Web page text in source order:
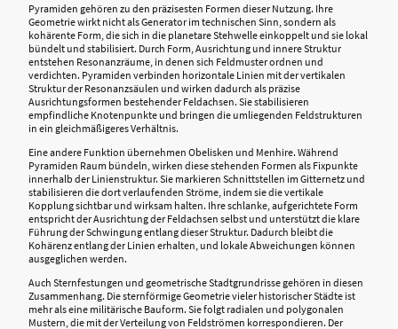
Pyramiden gehören zu den präzisesten Formen dieser Nutzung. Ihre
Geometrie wirkt nicht als Generator im technischen Sinn, sondern als
kohärente Form, die sich in die planetare Stehwelle einkoppelt und sie lokal
bündelt und stabilisiert. Durch Form, Ausrichtung und innere Struktur
entstehen Resonanzräume, in denen sich Feldmuster ordnen und
verdichten. Pyramiden verbinden horizontale Linien mit der vertikalen
Struktur der Resonanzsäulen und wirken dadurch als präzise
Ausrichtungsformen bestehender Feldachsen. Sie stabilisieren
empfindliche Knotenpunkte und bringen die umliegenden Feldstrukturen
in ein gleichmäßigeres Verhältnis.
Eine andere Funktion übernehmen Obelisken und Menhire. Während
Pyramiden Raum bündeln, wirken diese stehenden Formen als Fixpunkte
innerhalb der Linienstruktur. Sie markieren Schnittstellen im Gitternetz und
stabilisieren die dort verlaufenden Ströme, indem sie die vertikale
Kopplung sichtbar und wirksam halten. Ihre schlanke, aufgerichtete Form
entspricht der Ausrichtung der Feldachsen selbst und unterstützt die klare
Führung der Schwingung entlang dieser Struktur. Dadurch bleibt die
Kohärenz entlang der Linien erhalten, und lokale Abweichungen können
ausgeglichen werden.
Auch Sternfestungen und geometrische Stadtgrundrisse gehören in diesen
Zusammenhang. Die sternförmige Geometrie vieler historischer Städte ist
mehr als eine militärische Bauform. Sie folgt radialen und polygonalen
Mustern, die mit der Verteilung von Feldströmen korrespondieren. Der